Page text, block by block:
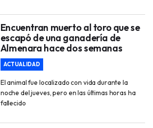
Encuentran muerto al toro que se
escapó de una ganadería de
Almenara hace dos semanas
ACTUALIDAD
El animal fue localizado con vida durante la
noche del jueves, pero en las últimas horas ha
fallecido